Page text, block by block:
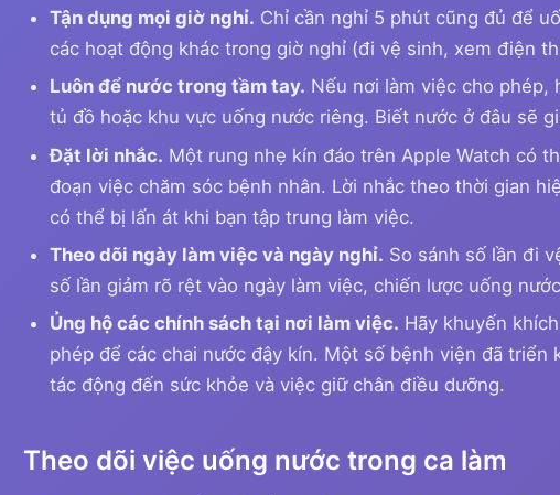
Tận dụng mọi giờ nghỉ. Chỉ cần nghỉ 5 phút cũng đủ để
các hoạt động khác trong giờ nghỉ (đi vệ sinh, xem điện
Luôn để nước trong tầm tay. Nếu nơi làm việc cho phép,
tủ đồ hoặc khu vực uống nước riêng. Biết nước ở đâu sẽ
Đặt lời nhắc. Một rung nhẹ kín đáo trên Apple Watch có
đoạn việc chăm sóc bệnh nhân. Lời nhắc theo thời gian
có thể bị lấn át khi bạn tập trung làm việc.
Theo dõi ngày làm việc và ngày nghỉ. So sánh số lần đi
số lần giảm rõ rệt vào ngày làm việc, chiến lược uống
Ủng hộ các chính sách tại nơi làm việc. Hãy khuyến
phép để các chai nước đậy kín. Một số bệnh viện đã
tác động đến sức khỏe và việc giữ chân điều dưỡng.
Theo dõi việc uống nước trong ca làm